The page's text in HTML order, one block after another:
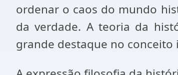
ordenar o caos do mundo
da verdade. A teoria da
grande destaque no